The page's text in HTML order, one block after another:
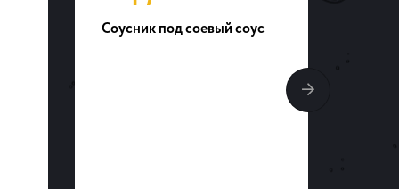
Соусник под соевый соус